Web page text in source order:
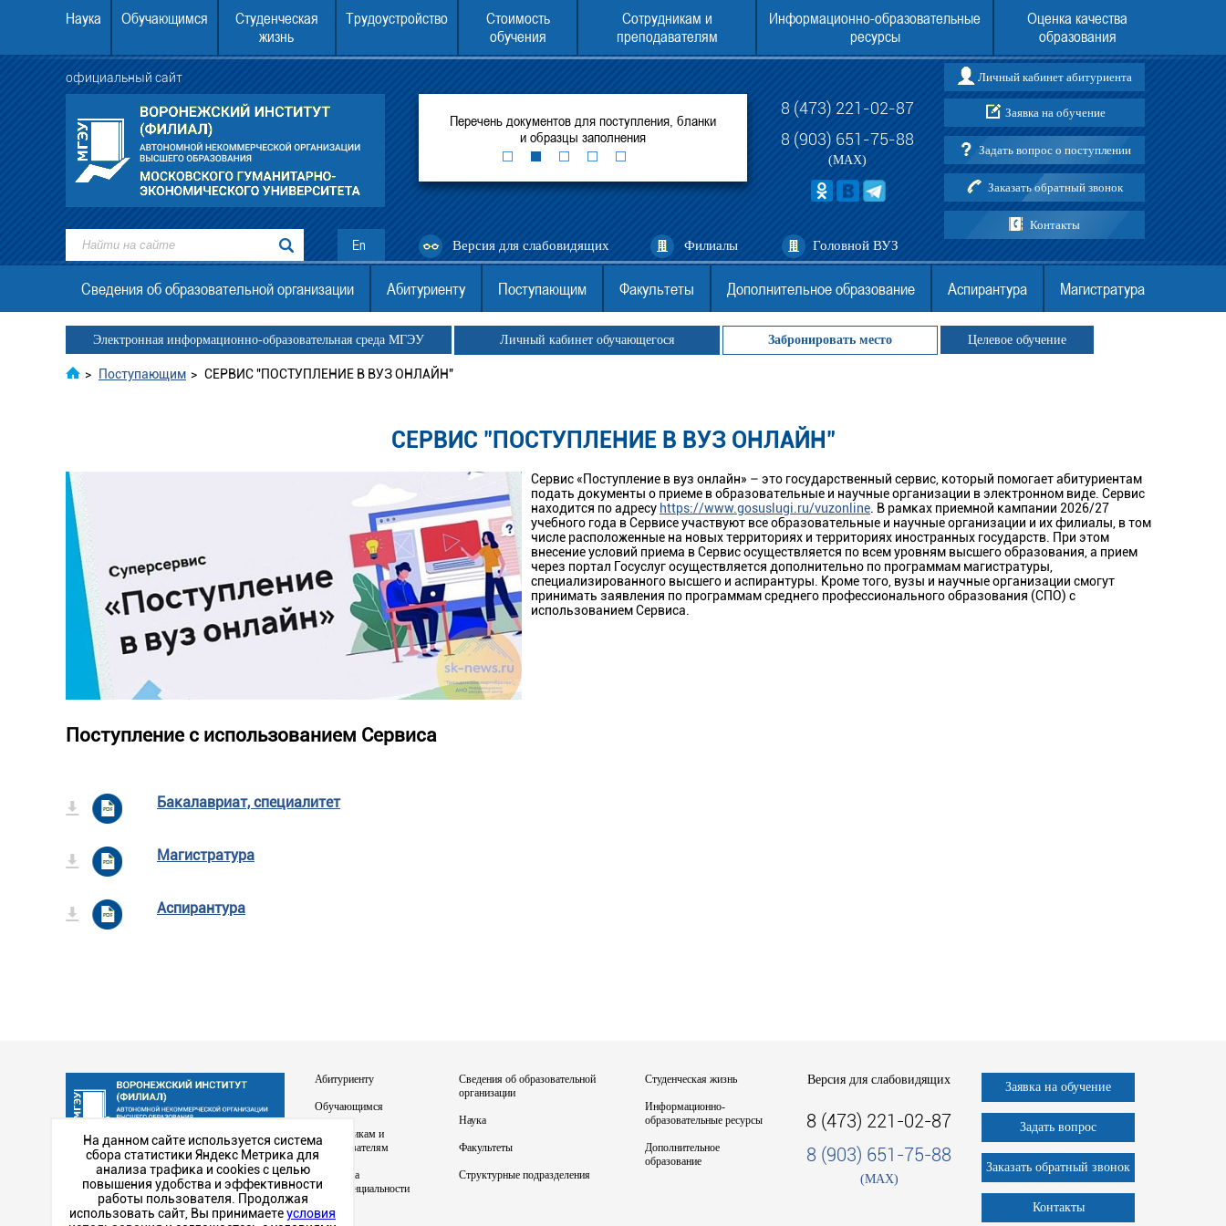
Наука Обучающимся
Студенческая
жизнь
Трудоустройство
Стоимость
обучения
Сотрудникам и
преподавателям
Информационно-образовательные
ресурсы
Оценка качества
образования
официальный сайт
институт (филиал) АНО
Украины, ДНР, ЛНР
22.08.2026 в 12.00 в Воронежском институте
МГЭУ состоится День открытых дверей
Перечень документов для поступления, бланки
и образцы заполнения
ЕГЭ для поступления в Воронежский институт
(филиал) АНО ВО МГЭУ в 2026 году
Поступить в Воронежский институт
АНО ВО МГЭУ без ЕГЭ
8 (473) 221-02-87
8 (903) 651-75-88
(MAX)
En Версия для слабовидящих Филиалы Головной ВУЗ
Заявка на обучение
Задать вопрос о поступлении
Заказать обратный звонок
Контакты
Личный кабинет абитуриента
Сведения об образовательной организации Абитуриенту Поступающим Факультеты Дополнительное образование Аспирантура Магистратура
Электронная информационно-образовательная среда МГЭУ Личный кабинет обучающегося Забронировать место Целевое обучение
> Поступающим > СЕРВИС "ПОСТУПЛЕНИЕ В ВУЗ ОНЛАЙН"
СЕРВИС "ПОСТУПЛЕНИЕ В ВУЗ ОНЛАЙН"
Сервис «Поступление в вуз онлайн» – это государственный сервис, который помогает абитуриентам
подать документы о приеме в образовательные и научные организации в электронном виде. Сервис
находится по адресу https://www.gosuslugi.ru/vuzonline. В рамках приемной кампании 2026/27
учебного года в Сервисе участвуют все образовательные и научные организации и их филиалы, в том
числе расположенные на новых территориях и территориях иностранных государств. При этом
внесение условий приема в Сервис осуществляется по всем уровням высшего образования, а прием
через портал Госуслуг осуществляется дополнительно по программам магистратуры,
специализированного высшего и аспирантуры. Кроме того, вузы и научные организации смогут
принимать заявления по программам среднего профессионального образования (СПО) с
использованием Сервиса.
Поступление с использованием Сервиса
Бакалавриат, специалитет
Магистратура
Аспирантура
Наш институт в
социальных сетях
Абитуриенту
Обучающимся
Сотрудникам и
преподавателям
Политика
конфиденциальности
Сведения об образовательной
организации
Наука
Факультеты
Структурные подразделения
Студенческая жизнь
Информационно-
образовательные ресурсы
Дополнительное
образование
Версия для слабовидящих
8 (473) 221-02-87
8 (903) 651-75-88
(MAX)
Заявка на обучение
Задать вопрос
Заказать обратный звонок
Контакты
На данном сайте используется система
сбора статистики Яндекс Метрика для
анализа трафика и cookies с целью
повышения удобства и эффективности
работы пользователя. Продолжая
использовать сайт, Вы принимаетеусловия